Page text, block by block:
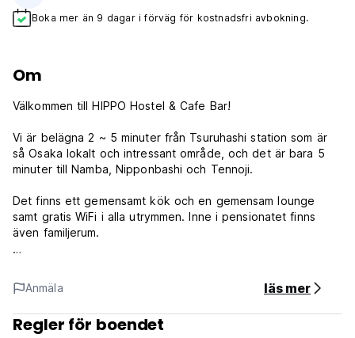
Boka mer än 9 dagar i förväg för kostnadsfri avbokning.
Om
Välkommen till HIPPO Hostel & Cafe Bar!
Vi är belägna 2 ~ 5 minuter från Tsuruhashi station som är
så Osaka lokalt och intressant område, och det är bara 5
minuter till Namba, Nipponbashi och Tennoji.
Det finns ett gemensamt kök och en gemensam lounge
samt gratis WiFi i alla utrymmen. Inne i pensionatet finns
även familjerum.
klart kär;)
Supertrevlig personal väntar på att du kommer! Skål!!
== Villkor och policyer ==
Anmäla läs mer
Regler för boendet